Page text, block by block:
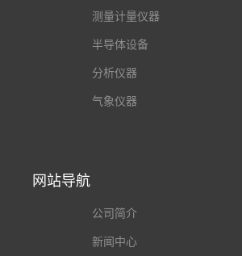
测量计量仪器
半导体设备
分析仪器
气象仪器
网站导航
公司简介
新闻中心